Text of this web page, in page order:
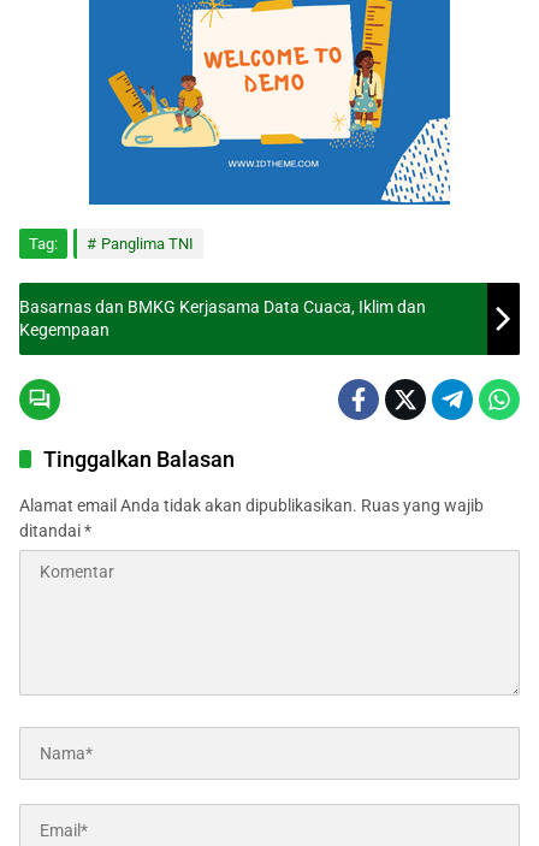
Tag: Panglima TNI
Basarnas dan BMKG Kerjasama Data Cuaca, Iklim dan
Kegempaan
Tinggalkan Balasan
Alamat email Anda tidak akan dipublikasikan. Ruas yang wajib
ditandai*